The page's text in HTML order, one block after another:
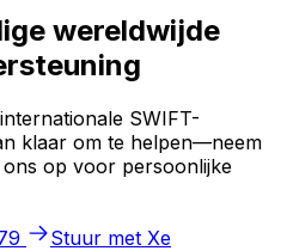
wereldwijde
SWIFT-
klaar om te helpen—neem
op voor persoonlijke
Stuur met Xe